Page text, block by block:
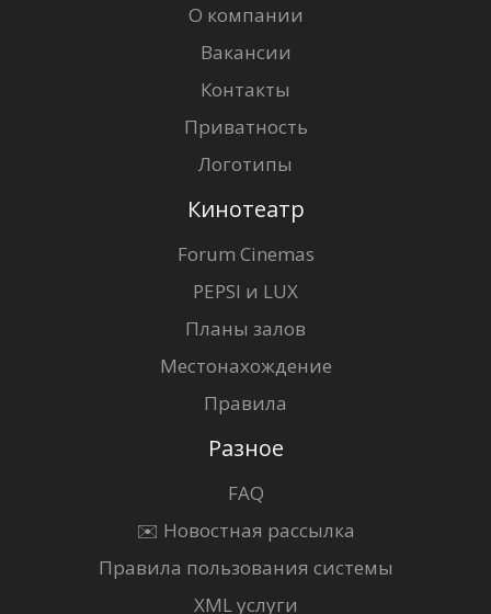
О компании
Вакансии
Контакты
Приватность
Логотипы
Кинотеатр
Forum Cinemas
PEPSI и LUX
Планы залов
Местонахождение
Правила
Разное
FAQ
✉️ Новостная рассылка
Правила пользования системы
XML услуги